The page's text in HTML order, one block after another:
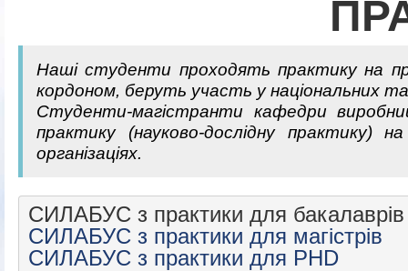
Наші студенти проходять практику на
кордоном, беруть участь у національних
Студенти-магістранти кафедри
практику (науково-дослідну
організаціях.
СИЛАБУС з практики для магістрів
СИЛАБУС з практики для PHD